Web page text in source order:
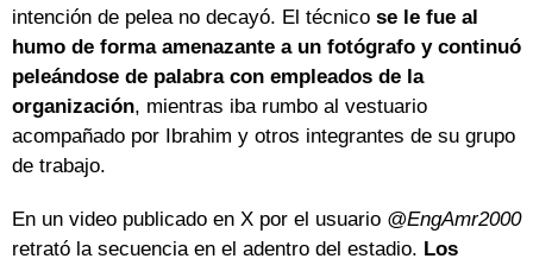
intención de pelea no decayó. El técnico se le fue al
humo de forma amenazante a un fotógrafo y continuó
peleándose de palabra con empleados de la
organización, mientras iba rumbo al vestuario
acompañado por Ibrahim y otros integrantes de su grupo
de trabajo.
En un video publicado en X por el usuario @EngAmr2000
retrató la secuencia en el adentro del estadio. Los